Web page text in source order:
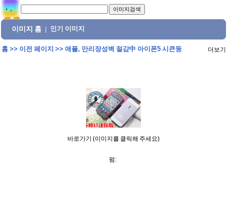
이미지 홈 인기 이미지
홈>> 이전 페이지 >> 애플, 만리장성벽 절감中 아이폰5 시큰둥 더보기
바로가기 (이미지를 클릭해 주세요)
펌: